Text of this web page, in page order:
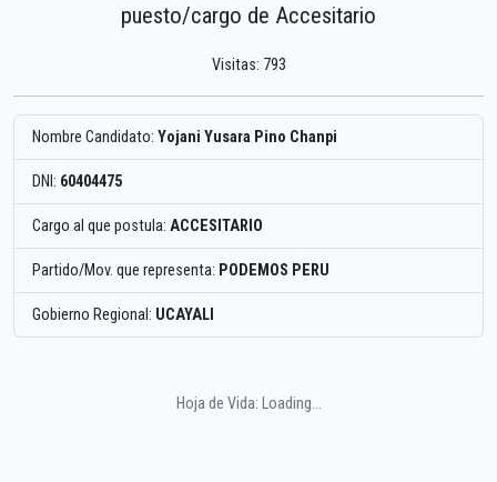
puesto/cargo de Accesitario
Visitas: 793
Nombre Candidato: Yojani Yusara Pino Chanpi
DNI: 60404475
Cargo al que postula: ACCESITARIO
Partido/Mov. que representa: PODEMOS PERU
Gobierno Regional: UCAYALI
Hoja de Vida: Loading...